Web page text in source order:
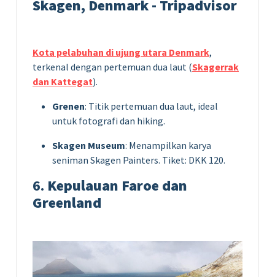
Kota pelabuhan di ujung utara Denmark,
terkenal dengan pertemuan dua laut (Skagerrak
dan Kattegat).
Grenen: Titik pertemuan dua laut, ideal
untuk fotografi dan hiking.
Skagen Museum: Menampilkan karya
seniman Skagen Painters. Tiket: DKK 120.
6. Kepulauan Faroe dan
Greenland